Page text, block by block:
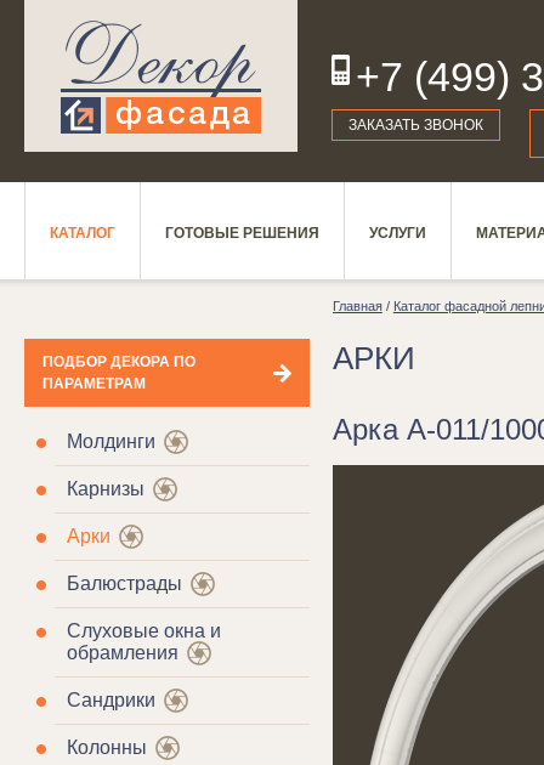
+7 (499)
19
ЗАКАЗАТЬ ЗВОНОК
КАТАЛОГ ГОТОВЫЕ РЕШЕНИЯ УСЛУГИ
ПОДБОР ДЕКОРА ПО
ПАРАМЕТРАМ
Молдинги
Карнизы
Арки
Балюстрады
Слуховые окна и
обрамления
Сандрики
Колонны
Главная/ Каталог фасадной
АРКИ
Арка А-011/